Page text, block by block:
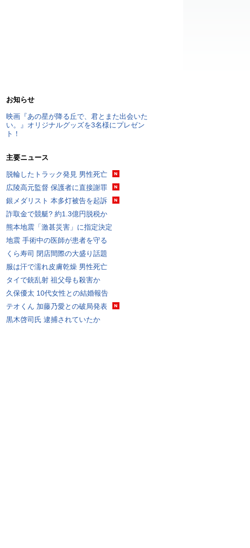
お知らせ
映画『あの星が降る丘で、君とまた出会いた
い。』オリジナルグッズを3名様にプレゼン
ト！
主要ニュース
脱輪したトラック発見 男性死亡
広陵高元監督 保護者に直接謝罪
銀メダリスト 本多灯被告を起訴
詐取金で競艇? 約1.3億円脱税か
熊本地震「激甚災害」に指定決定
地震 手術中の医師が患者を守る
くら寿司 閉店間際の大盛り話題
服は汗で濡れ皮膚乾燥 男性死亡
タイで銃乱射 祖父母も殺害か
久保優太 10代女性との結婚報告
テオくん 加藤乃愛との破局発表
黒木啓司氏 逮捕されていたか